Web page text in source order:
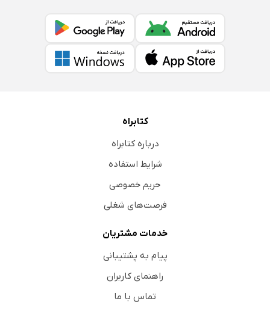
کتابراه
درباره کتابراه
شرایط استفاده
حریم خصوصی
فرصت‌های شغلی
خدمات مشتریان
پیام به پشتیبانی
راهنمای کاربران
تماس با ما